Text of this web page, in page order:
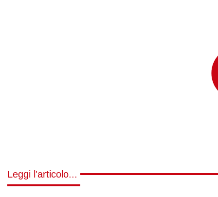
Leggi l'articolo...